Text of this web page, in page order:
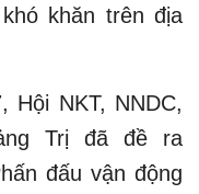
khăn trên địa
Hội NKT, NNDC,
Trị đã đề ra
đấu vận động